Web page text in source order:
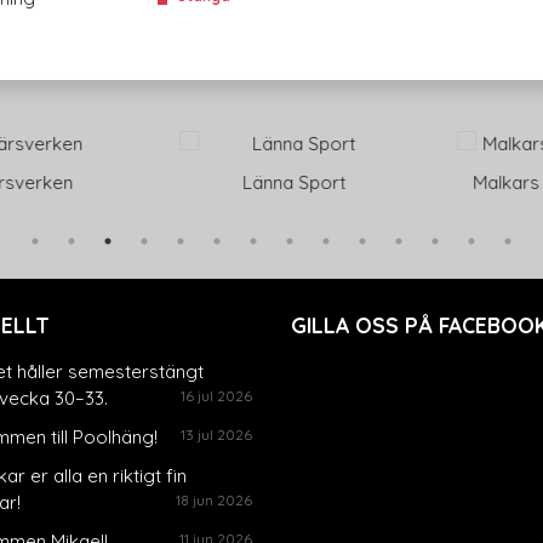
Länna Sport Malkars
håller semesterstängt
30–33.
16 jul 2026
till Poolhäng! 13 jul 2026
er alla en riktigt fin
18 jun 2026
11 jun 2026
GILLA OSS PÅ